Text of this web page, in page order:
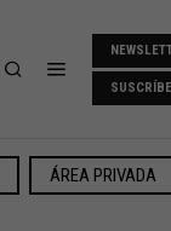
ÁREA PRIVADA